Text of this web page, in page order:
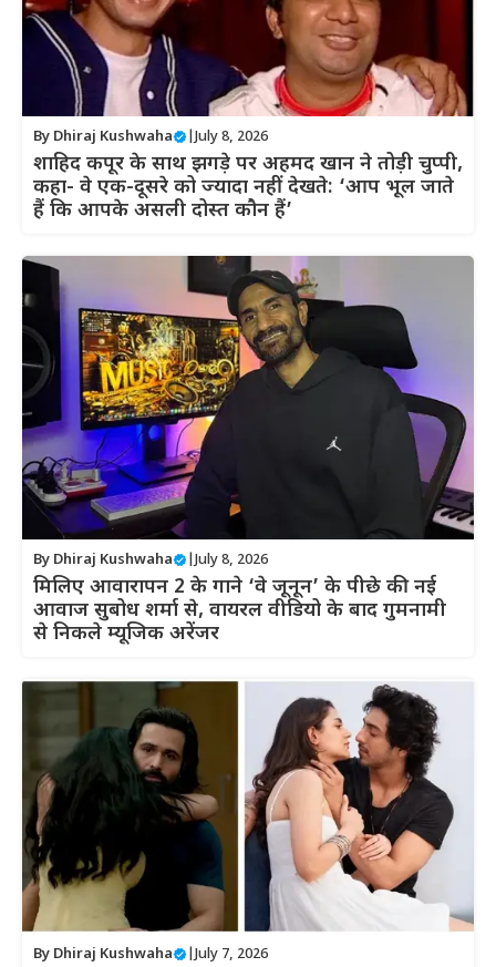
By Dhiraj Kushwaha July 8, 2026
शाहिद कपूर के साथ झगड़े पर अहमद खान ने तोड़ी चुप्पी,
कहा- वे एक-दूसरे को ज्यादा नहीं देखते: ‘आप भूल जाते
हैं कि आपके असली दोस्त कौन हैं’
By Dhiraj Kushwaha July 8, 2026
मिलिए आवारापन 2 के गाने ‘वे जूनून’ के पीछे की नई
आवाज सुबोध शर्मा से, वायरल वीडियो के बाद गुमनामी
से निकले म्यूजिक अरेंजर
By Dhiraj Kushwaha July 7, 2026